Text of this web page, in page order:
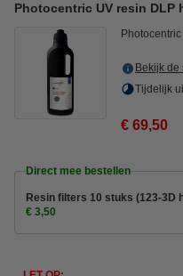
Photocentric UV resin DLP
Photocentric
Bekijk
Tijdelijk
€ 69,50
Direct mee bestellen
Resin filters 10 stuks (123-3D
€ 3,50